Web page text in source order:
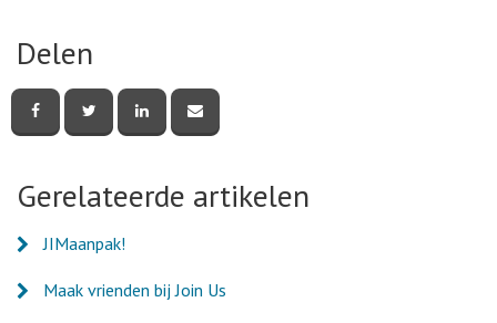
Delen
deze
pagina
deze
pagina
deze
pagina
deze
pagina
mail
Gerelateerde artikelen
JIMaanpak!
Maak vrienden bij Join Us